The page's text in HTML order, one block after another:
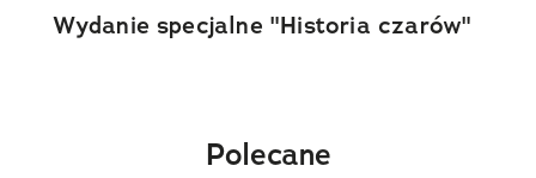
Wydanie specjalne "Historia czarów"
Polecane